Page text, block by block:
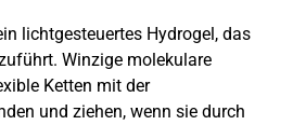
lichtgesteuertes Hydrogel, das
Winzige molekulare
Ketten mit der
und ziehen, wenn sie durch